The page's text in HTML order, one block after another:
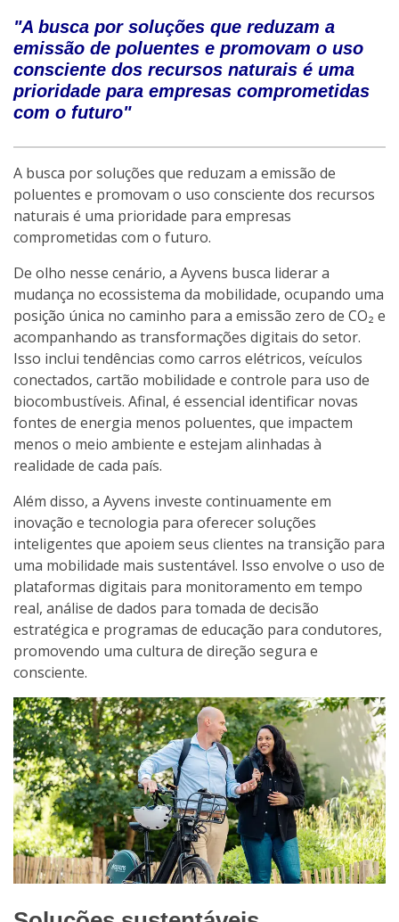
"A busca por soluções que reduzam a
emissão de poluentes e promovam o uso
consciente dos recursos naturais é uma
prioridade para empresas comprometidas
com o futuro"
A busca por soluções que reduzam a emissão de
poluentes e promovam o uso consciente dos recursos
naturais é uma prioridade para empresas
comprometidas com o futuro.
De olho nesse cenário, a Ayvens busca liderar a
mudança no ecossistema da mobilidade, ocupando uma
posição única no caminho para a emissão zero de CO₂ e
acompanhando as transformações digitais do setor.
Isso inclui tendências como carros elétricos, veículos
conectados, cartão mobilidade e controle para uso de
biocombustíveis. Afinal, é essencial identificar novas
fontes de energia menos poluentes, que impactem
menos o meio ambiente e estejam alinhadas à
realidade de cada país.
Além disso, a Ayvens investe continuamente em
inovação e tecnologia para oferecer soluções
inteligentes que apoiem seus clientes na transição para
uma mobilidade mais sustentável. Isso envolve o uso de
plataformas digitais para monitoramento em tempo
real, análise de dados para tomada de decisão
estratégica e programas de educação para condutores,
promovendo uma cultura de direção segura e
consciente.